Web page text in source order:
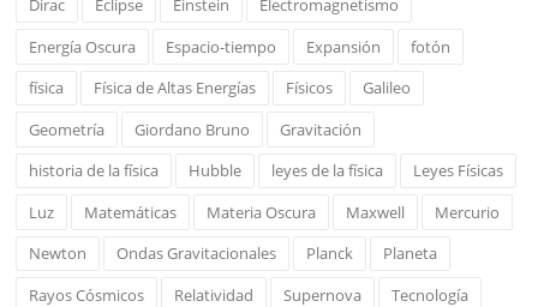
Dirac
Eclipse Einstein
Electromagnetismo
Energía Oscura
Espacio-tiempo Expansión
fotón
física
Física de Altas Energías Físicos
Galileo
Geometría
Giordano Bruno
Gravitación
historia de la física
Hubble leyes de la física
Leyes Físicas
Luz
Matemáticas Materia Oscura Maxwell
Mercurio
Newton
Ondas Gravitacionales Planck
Planeta
Rayos Cósmicos
Relatividad Supernova
Tecnología